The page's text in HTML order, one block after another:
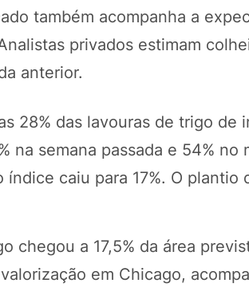
também acompanha a
privados estimam
anterior.
28% das lavouras de trigo de
na semana passada e 54% no
caiu para 17%. O plantio
chegou a 17,5% da área
em Chicago,